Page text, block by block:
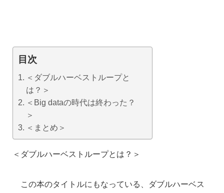
目次
＜ダブルハーベストループと
は？＞
＜Big dataの時代は終わった？
＞
＜まとめ＞
＜ダブルハーベストループとは？＞
この本のタイトルにもなっている、ダブルハーベス